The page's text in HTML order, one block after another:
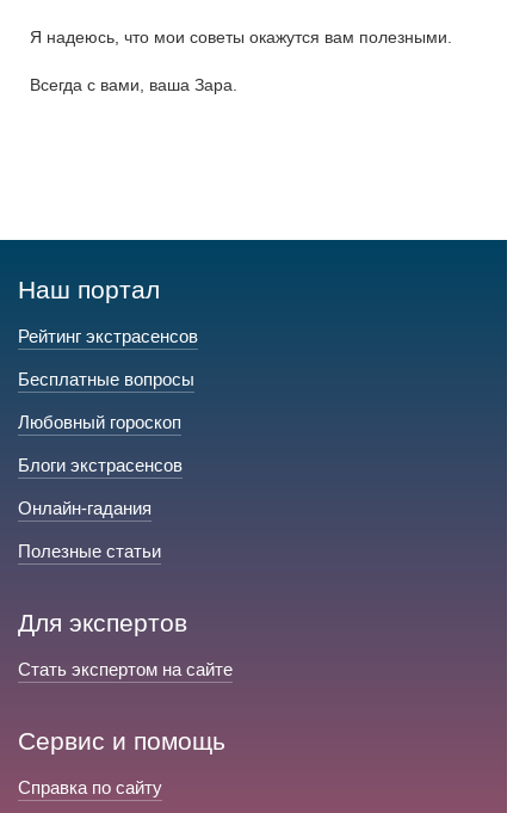
Я надеюсь, что мои советы окажутся вам полезными.
Всегда с вами, ваша Зара.
Наш портал
Рейтинг экстрасенсов
Бесплатные вопросы
Любовный гороскоп
Блоги экстрасенсов
Онлайн-гадания
Полезные статьи
Для экспертов
Стать экспертом на сайте
Сервис и помощь
Справка по сайту